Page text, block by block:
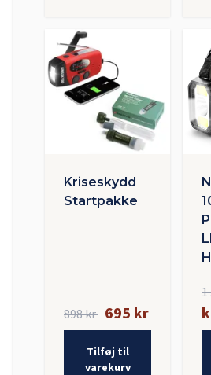
Kriseskydd
Startpakke
898 kr 695 kr
Tilføj til
varekurv
1